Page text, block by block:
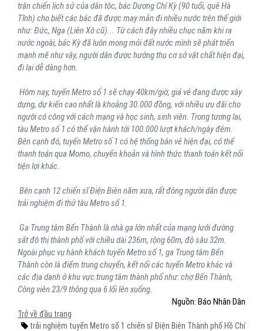
trận chiến lịch sử của dân tộc, bác Dương Chí Kỳ (90 tuổi, quê Hà
Tĩnh) cho biết các bác đã được may mắn đi nhiều nước trên thế giới
như: Đức, Nga (Liên Xô cũ)... Từ cách đây nhiều chục năm khi ra
nước ngoài, bác Kỳ đã luôn mong mỏi đất nước mình sẽ phát triển
mạnh mẽ như vậy, người dân được hưởng thụ cơ sở vật chất hiện đại,
đi lại dễ dàng hơn.
Hôm nay, tuyến Metro số 1 sẽ chạy 40km/giờ, giá vé đang được xây
dựng, dự kiến cao nhất là khoảng 30.000 đồng, với nhiều ưu đãi cho
người có công với cách mạng và học sinh, sinh viên. Trong tương lai,
tàu Metro số 1 có thể vận hành tới 100.000 lượt khách/ngày đêm.
Bên cạnh đó, tuyến Metro số 1 có hệ thống bán vé hiện đại, có thể
thanh toán qua Momo, chuyển khoản và hình thức thanh toán kết nối
tiện lợi khác.
Bên cạnh 12 chiến sĩ Điện Biên năm xưa, rất đông người dân được
trải nghiệm đi thử tàu Metro số 1.
Ga Trung tâm Bến Thành là nhà ga lớn nhất của mạng lưới đường
sắt đô thị thành phố với chiều dài 236m, rộng 60m, độ sâu 32m.
Ngoài phục vụ hành khách tuyến Metro số 1, ga Trung tâm Bến
Thành còn là điểm trung chuyển, kết nối các tuyến Metro khác và
các địa danh ở khu vực trung tâm thành phố như: chợ Bến Thành,
Công viên 23/9 thông qua 6 lối lên xuống.
Nguồn: Báo Nhân Dân
Trở về đầu trang
trải nghiệm tuyến Metro số 1 chiến sĩ Điện Biên Thành phố Hồ Chí